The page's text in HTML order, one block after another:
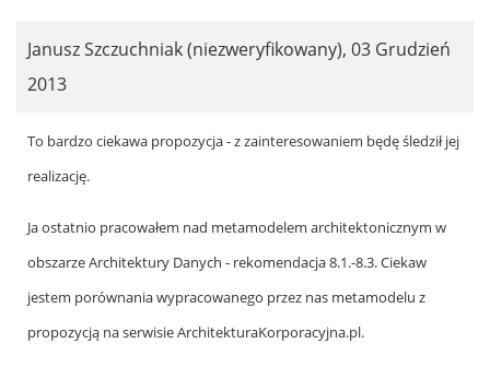
Janusz Szczuchniak (niezweryfikowany), 03 Grudzień
2013
To bardzo ciekawa propozycja - z zainteresowaniem będę śledził jej
realizację.
Ja ostatnio pracowałem nad metamodelem architektonicznym w
obszarze Architektury Danych - rekomendacja 8.1.-8.3. Ciekaw
jestem porównania wypracowanego przez nas metamodelu z
propozycją na serwisie ArchitekturaKorporacyjna.pl.